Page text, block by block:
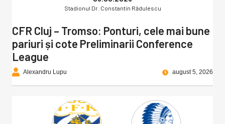
Stadionul Dr. Constantin Rădulescu
CFR Cluj – Tromso: Ponturi, cele mai bune
pariuri și cote Preliminarii Conference
League
Alexandru Lupu august 5, 2026